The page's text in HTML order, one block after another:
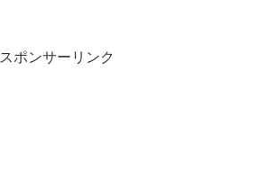
スポンサーリンク